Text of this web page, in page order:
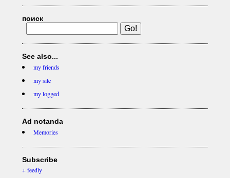
поиск
See also...
my friends
my site
my logged
Ad notanda
Memories
Subscribe
+ feedly